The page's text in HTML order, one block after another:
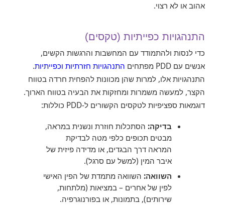
אהוב או לא רצוי.
התנהגויות כפייתיות (טקסים)
כדי לנסות ולהתמודד עם המחשבות והרגשות הקשים,
אנשים עם PDD מפתחים
התנהגויות חזרתיות וכפייתיות.
התנהגויות אלו, למרות שהן מכוונות להפחית חרדה בטווח
הקצר, למעשה משמרות ומחזקות את הבעיה בטווח הארוך.
דוגמאות ספציפיות לטקסים הקשורים ל-PDD כוללות:
בדיקה: הסתכלות חוזרת ונשנית במראה,
מבטים תכופים כלפי מטה לבדיקת
המראה דרך הבגדים, או מדידה פיזית של
איבר המין (למשל עם סרגל).
השוואה: השוואה מתמדת של הפין האישי
לפין של אחרים – במציאות (מלתחות,
שירותים), בתמונות, או בפורנוגרפיה.